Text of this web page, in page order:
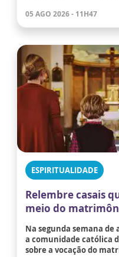
05 AGO 2026 - 11H47
ESPIRITUALIDADE
Relembre casais
meio do
Na segunda semana de
a comunidade católica
sobre a vocação do